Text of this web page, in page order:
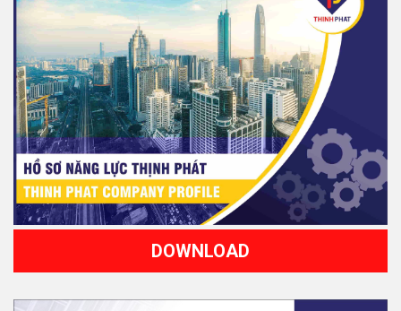
DOWNLOAD